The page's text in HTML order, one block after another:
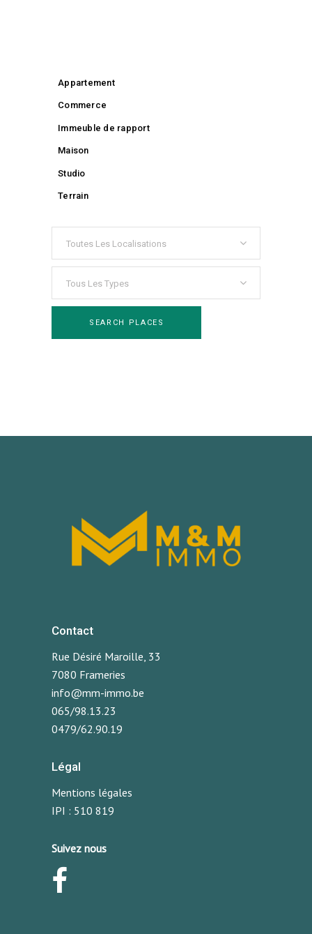
Appartement
Commerce
Immeuble de rapport
Maison
Studio
Terrain
Toutes Les Localisations
Tous Les Types
SEARCH PLACES
Contact
Rue Désiré Maroille, 33
7080 Frameries
info@mm-immo.be
065/98.13.23
0479/62.90.19
Légal
Mentions légales
IPI : 510 819
Suivez nous